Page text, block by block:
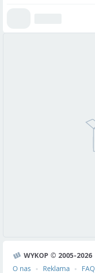
WYKOP © 2005-2026
O nas
Reklama FAQ